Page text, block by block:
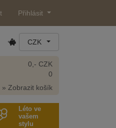
Přihlásit
CZK
0,- CZK
0
» Zobrazit košík
Léto ve
vašem
stylu